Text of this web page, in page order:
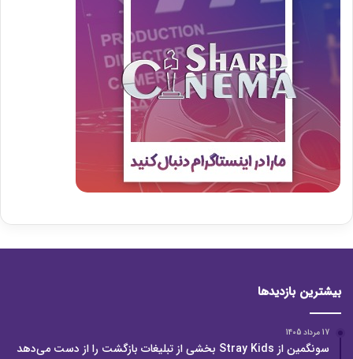
بیشترین بازدیدها
17 مرداد 1405
سونگمین از Stray Kids بخشی از تبلیغات بازگشت را از دست می‌دهد